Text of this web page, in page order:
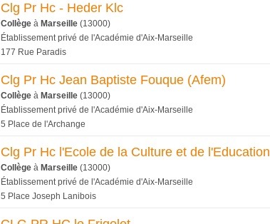
Clg Pr Hc - Heder Klc
Collège à Marseille (13000)
Établissement privé de l'Académie d'Aix-Marseille
177 Rue Paradis
Clg Pr Hc Jean Baptiste Fouque (Afem)
Collège à Marseille (13000)
Établissement privé de l'Académie d'Aix-Marseille
5 Place de l'Archange
Clg Pr Hc l'Ecole de la Culture et de l'Education
Collège à Marseille (13000)
Établissement privé de l'Académie d'Aix-Marseille
5 Place Joseph Lanibois